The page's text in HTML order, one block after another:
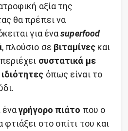
αξία της
θα πρέπει να
για έναsuperfood
, πλούσιο σε βιταμίνεςκαι
συστατικά με
όπως είναι το
έναγρήγορο πιάτο που ο
στο σπίτι του και